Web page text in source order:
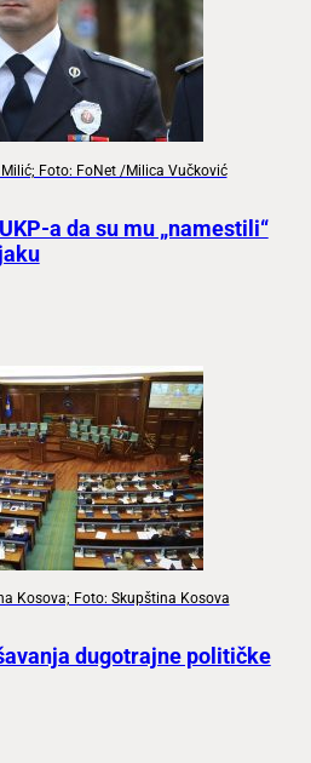
Foto: FoNet /Milica Vučković
a da su mu „namestili“
Kosova; Foto: Skupština Kosova
dugotrajne političke